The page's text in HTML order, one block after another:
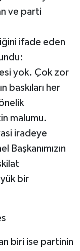
ve parti
ifade eden
yok. Çok zor
baskıları her
malumu.
iradeye
Başkanımızın
bir
biri ise partinin